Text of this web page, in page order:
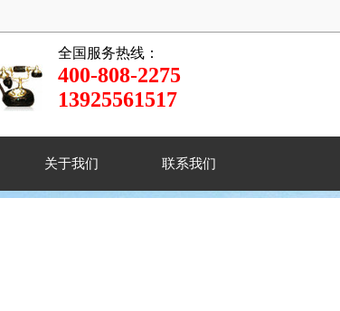
关于我们 联系我们
全国服务热线：
400-808-2275
13925561517